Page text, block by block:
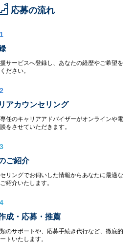
応募の流れ
サービスへ登録し、あなたの経歴やご希望を
ださい。
アカウンセリング
任のキャリアアドバイザーがオンラインや電
をさせていただきます。
ご紹介
リングでお伺いした情報からあなたに最適な
紹介いたします。
成・応募・推薦
のサポートや、応募手続き代行など、徹底的
トいたします。